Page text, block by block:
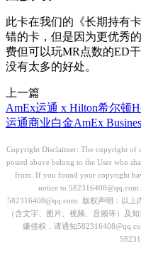
此卡在我们的《长期持有
错的卡，但是因为更优秀
费但可以玩MR点数的ED
没有太多的好处。
上一篇
AmEx运通 x Hilton希尔顿
运通商业白金AmEx
Copyright Disclaimer: The copyright of
posted above belong to the User who
from. If you found your copyright
notice to
582316408@qq.com.
版权声明：以上
（含文字、图片、视频、音频等）及
嫌侵权，请通知